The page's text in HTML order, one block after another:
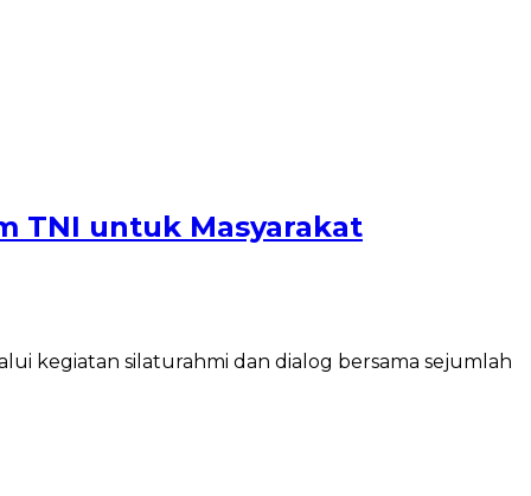
TNI untuk Masyarakat
kegiatan silaturahmi dan dialog bersama sejumlah